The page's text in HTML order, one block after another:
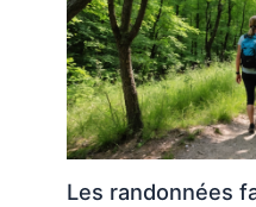
Les randonnées